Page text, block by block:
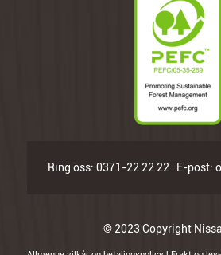
Ring oss:0371-22 22 22 E-post:
© 2023 Copyright